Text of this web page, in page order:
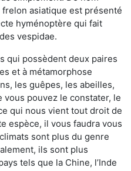
asiatique est présenté
hyménoptère qui fait
vespidae.
qui possèdent deux paires
et à métamorphose
les guêpes, les abeilles,
pouvez le constater, le
qui nous vient tout droit de
espèce, il vous faudra vous
sont plus du genre
ils sont plus
tels que la Chine, l’Inde